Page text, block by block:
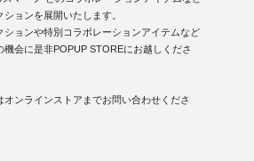
ョンを展開いたします。
ションや特別コラボレーションアイテムなど
機会に是非POPUP STOREにお越しくださ
オンラインストアまでお問い合わせくださ